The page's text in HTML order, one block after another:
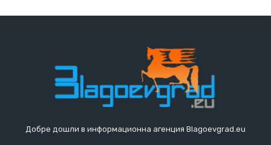
Добре дошли в информационна агенция Blagoevgrad.eu